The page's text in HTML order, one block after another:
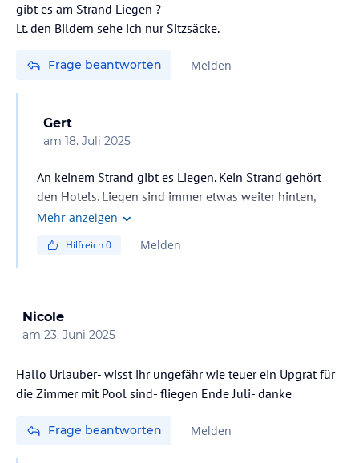
gibt es am Strand Liegen ?
Lt. den Bildern sehe ich nur Sitzsäcke.
Frage beantworten Melden
Gert
am 18. Juli 2025
An keinem Strand gibt es Liegen. Kein Strand gehört
den Hotels. Liegen sind immer etwas weiter hinten,
deshalb die Säcke. Man liegt aber fast am Strand. Viel
Restaurant, sind wir seit paar Jahren immer wieder
Mehr anzeigen
Hilfreich0 Melden
Nicole
am 23. Juni 2025
Hallo Urlauber- wisst ihr ungefähr wie teuer ein Upgrat für
die Zimmer mit Pool sind- fliegen Ende Juli- danke
Frage beantworten Melden